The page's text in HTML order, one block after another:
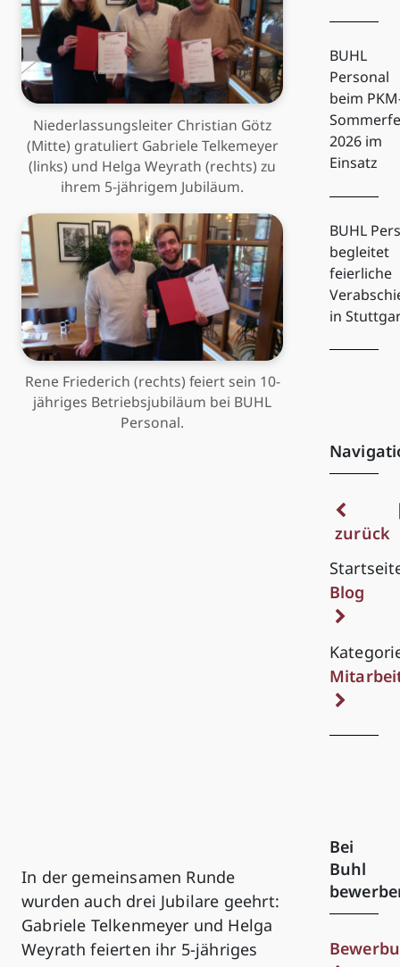
Niederlassungsleiter Christian Götz
(Mitte) gratuliert Gabriele Telkemeyer
(links) und Helga Weyrath (rechts) zu
ihrem 5-jährigem Jubiläum.
Rene Friederich (rechts) feiert sein 10-
jähriges Betriebsjubiläum bei BUHL
Personal.
In der gemeinsamen Runde
wurden auch drei Jubilare geehrt:
Gabriele Telkenmeyer und Helga
Weyrath feierten ihr 5-jähriges
BUHL
Personal
beim
2026 im
Einsatz
BUHL
begleitet
feierliche
in
zurück
Blog
Bei
Buhl